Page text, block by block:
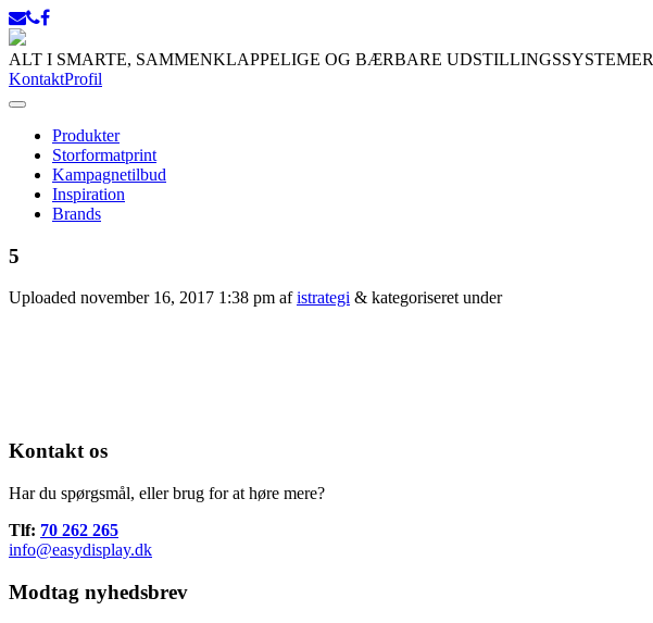
ALT I SMARTE, SAMMENKLAPPELIGE OG BÆRBARE UDSTILLINGSSYSTEMER
KontaktProfil
Produkter
Storformatprint
Kampagnetilbud
Inspiration
Brands
5
Uploaded november 16, 2017 1:38 pm afistrategi & kategoriseret under
Kontakt os
Har du spørgsmål, eller brug for at høre mere?
Tlf: 70 262 265
info@easydisplay.dk
Modtag nyhedsbrev